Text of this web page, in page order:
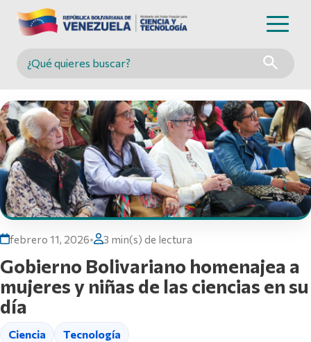
Buscar en MINCYT
febrero 11, 2026• 3 min(s) de lectura
Gobierno Bolivariano homenajea a
mujeres y niñas de las ciencias en su
día
Ciencia Tecnología